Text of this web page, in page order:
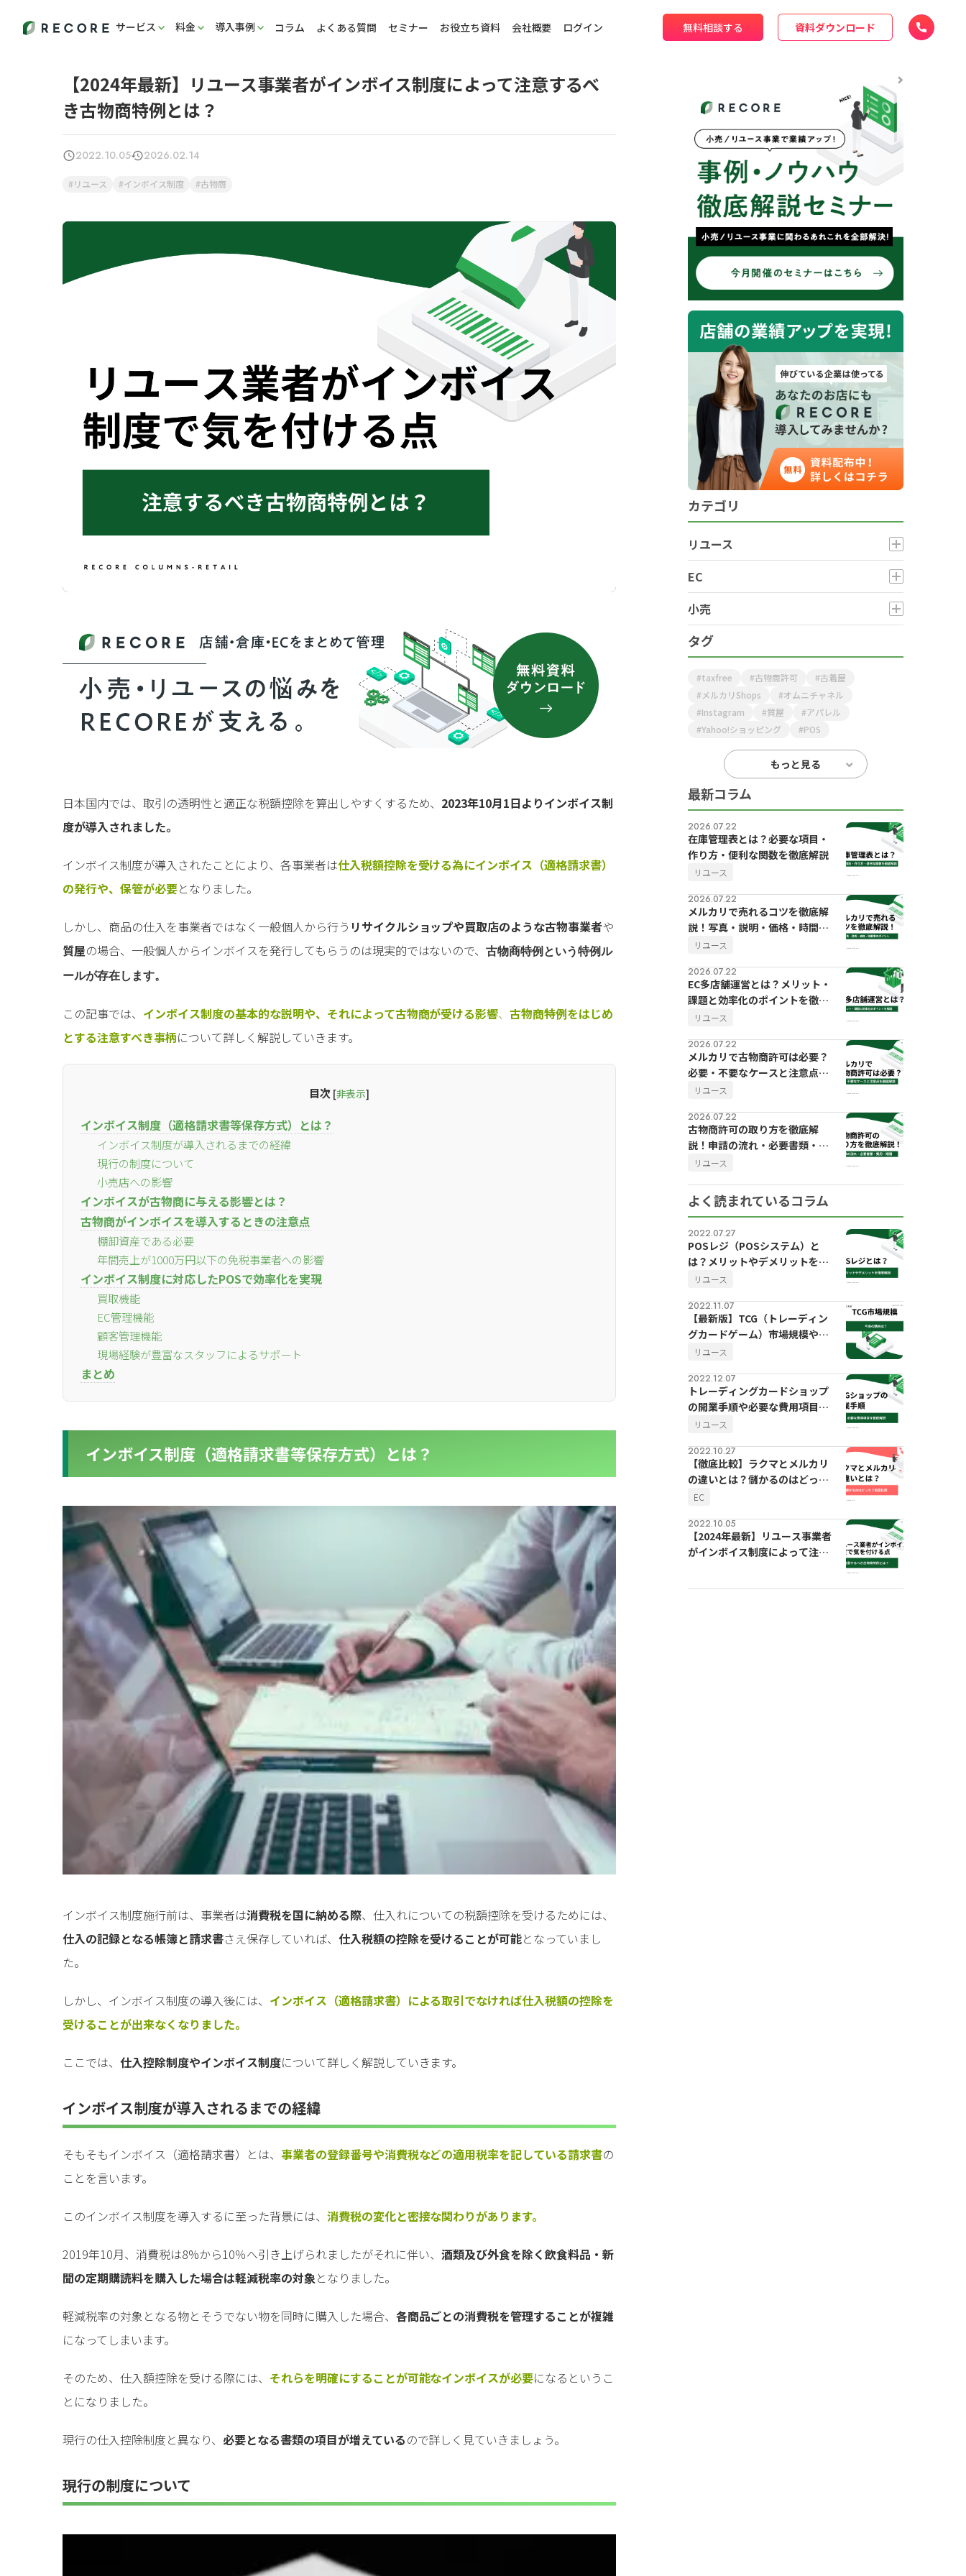
サービス 料金 導入事例 コラム よくある質問 セミナー お役立ち資料 会社概要 ログイン 無料相談する 資料ダウンロード
【2024年最新】リユース事業者がインボイス制度によって注意するべ
き古物商特例とは？
2022.10.05 2026.02.14
リユース インボイス制度 古物商
日本国内では、取引の透明性と適正な税額控除を算出しやすくするため、 2023年10月1日よりインボイス制
度が導入されました。
インボイス制度が導入されたことにより、各事業者は仕入税額控除を受ける為にインボイス（適格請求書）
の発行や、保管が必要となりました。
しかし、商品の仕入を事業者ではなく一般個人から行う リサイクルショップや買取店のような古物事業者や
質屋の場合、一般個人からインボイスを発行してもらうのは現実的ではないので、古物商特例という特例ル
ールが存在します。
この記事では、 インボイス制度の基本的な説明や、それによって古物商が受ける影響、古物商特例をはじめ
とする注意すべき事柄について詳しく解説していきます。
目次 [非表示]
インボイス制度（適格請求書等保存方式）とは？
インボイス制度が導入されるまでの経緯
現行の制度について
小売店への影響
インボイスが古物商に与える影響とは？
古物商がインボイスを導入するときの注意点
棚卸資産である必要
年間売上が1000万円以下の免税事業者への影響
インボイス制度に対応したPOSで効率化を実現
買取機能
EC管理機能
顧客管理機能
現場経験が豊富なスタッフによるサポート
まとめ
インボイス制度（適格請求書等保存方式）とは？
インボイス制度施行前は、事業者は消費税を国に納める際、仕入れについての税額控除を受けるためには、
仕入の記録となる帳簿と請求書さえ保存していれば、 仕入税額の控除を受けることが可能となっていまし
た。
しかし、インボイス制度の導入後には、 インボイス（適格請求書）による取引でなければ仕入税額の控除を
受けることが出来なくなりました。
ここでは、 仕入控除制度やインボイス制度について詳しく解説していきます。
インボイス制度が導入されるまでの経緯
そもそもインボイス（適格請求書）とは、 事業者の登録番号や消費税などの適用税率を記している請求書の
ことを言います。
このインボイス制度を導入するに至った背景には、 消費税の変化と密接な関わりがあります。
2019年10月、消費税は8%から10％へ引き上げられましたがそれに伴い、酒類及び外食を除く飲食料品・新
聞の定期購読料を購入した場合は軽減税率の対象となりました。
軽減税率の対象となる物とそうでない物を同時に購入した場合、 各商品ごとの消費税を管理することが複雑
になってしまいます。
そのため、仕入額控除を受ける際には、 それらを明確にすることが可能なインボイスが必要になるというこ
とになりました。
現行の仕入控除制度と異なり、 必要となる書類の項目が増えているので詳しく見ていきましょう。
現行の制度について
カテゴリ
リユース
EC
小売
タグ
taxfree 古物商許可
古着屋
メルカリShops
オムニチャネル
Instagram
質屋
アパレル
Yahoo!ショッピング
POS
もっと見る
最新コラム
2026.07.22
在庫管理表とは？必要な項目・
作り方・便利な関数を徹底解説
リユース
2026.07.22
メルカリで売れるコツを徹底解
説！写真・説明・価格・時間帯
のポイント
リユース
2026.07.22
EC多店舗運営とは？メリット・
課題と効率化のポイントを徹底
解説
リユース
2026.07.22
メルカリで古物商許可は必要？
必要・不要なケースと注意点を
徹底解説
リユース
2026.07.22
古物商許可の取り方を徹底解
説！申請の流れ・必要書類・費
用・期間
リユース
よく読まれているコラム
2022.07.27
POSレジ（POSシステム）と
は？メリットやデメリットを徹
底解説
リユース
2022.11.07
【最新版】TCG（トレーディン
グカードゲーム）市場規模や今
後の動向
リユース
2022.12.07
トレーディングカードショップ
の開業手順や必要な費用項目を
徹底解説
リユース
2022.10.27
【徹底比較】ラクマとメルカリ
の違いとは？儲かるのはどっ
ち？
EC
2022.10.05
【2024年最新】リユース事業者
がインボイス制度によって注意
forRetail 小売業の方向けサービス 資料ダウンロードの一覧へ
中古買取業者向けサービス 資料ダウンロードの一覧へ
forRetail 小売業の方向けサービス お問い合わせフォームへ
中古買取業者向けサービス お問い合わせフォームへ